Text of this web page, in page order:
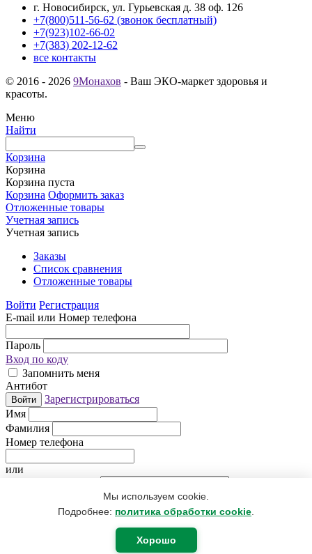
Мы используем cookie.
Подробнее: политика обработки cookie
Хорошо
г. Новосибирск, ул. Гурьевская д. 38 оф. 126
+7(800)511-56-62 (звонок бесплатный)
+7(923)102-66-02
+7(383) 202-12-62
все контакты
© 2016 - 2026 9Монахов - Ваш ЭКО-маркет здоровья и
красоты.
Меню
Найти
Корзина
Корзина
Корзина пуста
Корзина Оформить заказ
Отложенные товары
Учетная запись
Учетная запись
Заказы
Список сравнения
Отложенные товары
Войти Регистрация
E-mail или Номер телефона
Пароль
Вход по коду
Запомнить меня
Антибот
Войти
Зарегистрироваться
Имя
Фамилия
Номер телефона
или
Я уже зарегистрирован